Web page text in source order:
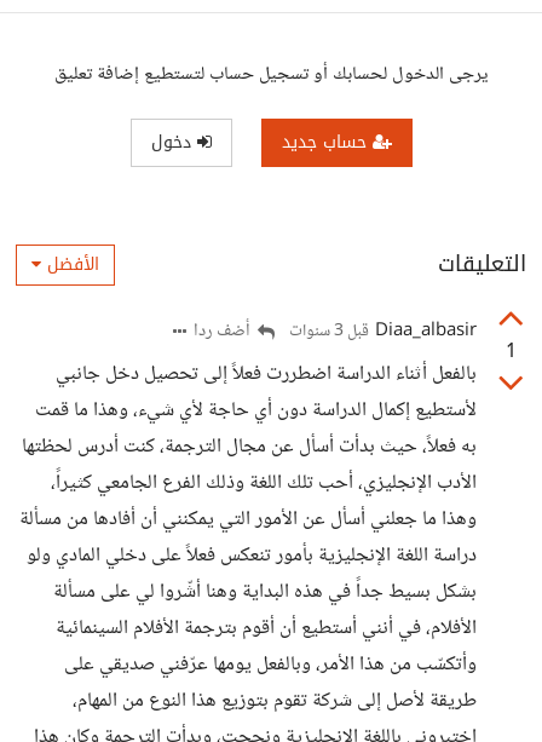
يرجى الدخول لحسابك أو تسجيل حساب لتستطيع إضافة تعليق
حساب جديد دخول
التعليقات الأفضل
1
Diaa_albasir قبل 3 سنوات أضف ردا
بالفعل أثناء الدراسة اضطررت فعلاً إلى تحصيل دخل جانبي
لأستطيع إكمال الدراسة دون أي حاجة لأي شيء، وهذا ما قمت
به فعلاً، حيث بدأت أسأل عن مجال الترجمة، كنت أدرس لحظتها
الأدب الإنجليزي، أحب تلك اللغة وذلك الفرع الجامعي كثيراً،
وهذا ما جعلني أسأل عن الأمور التي يمكنني أن أفادها من مسألة
دراسة اللغة الإنجليزية بأمور تنعكس فعلاً على دخلي المادي ولو
بشكل بسيط جداً في هذه البداية وهنا أشّروا لي على مسألة
الأفلام، في أنني أستطيع أن أقوم بترجمة الأفلام السينمائية
وأتكسّب من هذا الأمر، وبالفعل يومها عرّفني صديقي على
طريقة لأصل إلى شركة تقوم بتوزيع هذا النوع من المهام،